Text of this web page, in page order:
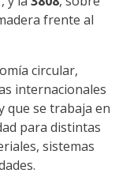
frente al
circular,
internacionales
que se trabaja en
para distintas
sistemas